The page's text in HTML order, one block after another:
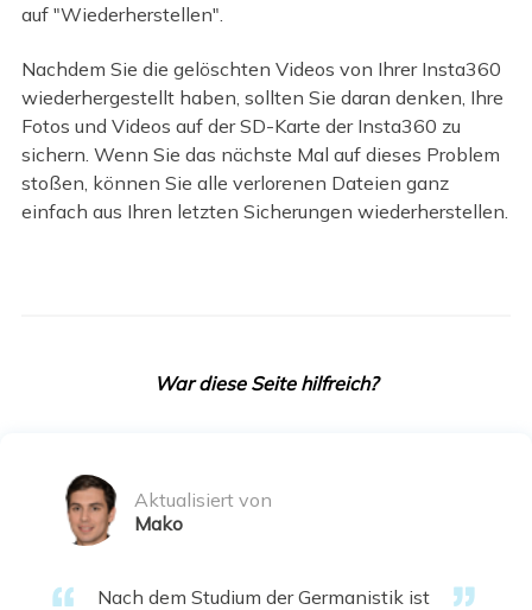
auf "Wiederherstellen".
Nachdem Sie die gelöschten Videos von Ihrer Insta360
wiederhergestellt haben, sollten Sie daran denken, Ihre
Fotos und Videos auf der SD-Karte der Insta360 zu
sichern. Wenn Sie das nächste Mal auf dieses Problem
stoßen, können Sie alle verlorenen Dateien ganz
einfach aus Ihren letzten Sicherungen wiederherstellen.
War diese Seite hilfreich?
Aktualisiert von
Mako
Nach dem Studium der Germanistik ist